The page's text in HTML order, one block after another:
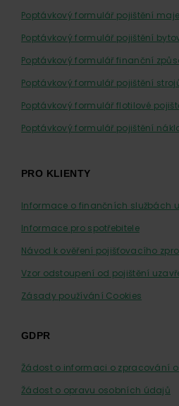
Poptávkový formulář pojištění
Poptávkový formulář pojištění
Poptávkový formulář finanční
Poptávkový formulář pojištění
Poptávkový formulář flotilové
Poptávkový formulář pojištění
PRO KLIENTY
Informace o finančních službách
Informace pro spotřebitele
Návod k ověření pojišťovacího
Vzor odstoupení od pojištění
Zásady používání Cookies
GDPR
Žádost o informaci o zpracování
Žádost o opravu osobních údajů